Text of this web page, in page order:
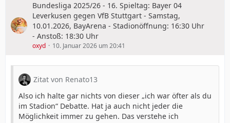
Bundesliga 2025/26 - 16. Spieltag: Bayer 04
Leverkusen gegen VfB Stuttgart - Samstag,
10.01.2026, BayArena - Stadionöffnung: 16:30 Uhr
- Anstoß: 18:30 Uhr
oxyd 10. Januar 2026 um 20:41
Zitat von Renato13
Also ich halte gar nichts von dieser „ich war öfter als du
im Stadion“ Debatte. Hat ja auch nicht jeder die
Möglichkeit immer zu gehen. Das verstehe ich